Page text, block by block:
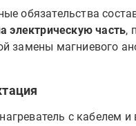
обязательства
электрическую часть,
замены магниевого
с кабелем и